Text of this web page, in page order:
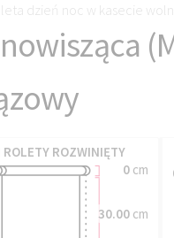
dzień noc w kasecie
ROLETY ROZWINIĘTY
0cm
30.00cm